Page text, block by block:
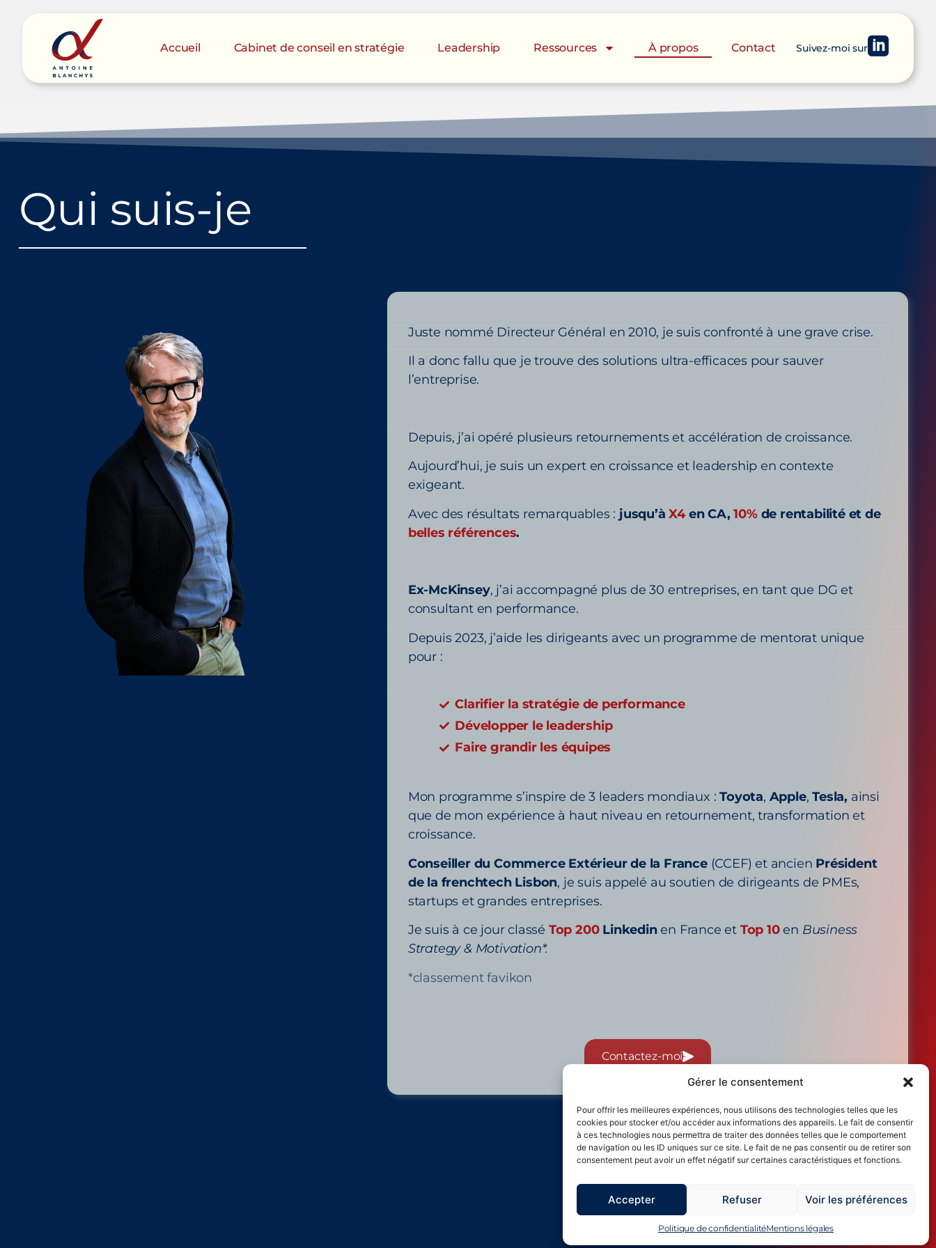
Gérer le consentement
Pour offrir les meilleures expériences, nous utilisons des technologies telles que les
cookies pour stocker et/ou accéder aux informations des appareils. Le fait de consentir
à ces technologies nous permettra de traiter des données telles que le comportement
de navigation ou les ID uniques sur ce site. Le fait de ne pas consentir ou de retirer son
consentement peut avoir un effet négatif sur certaines caractéristiques et fonctions.
Accepter Refuser Voir les préférences
Politique de confidentialitéMentions légales
Accueil Cabinet de conseil en stratégie Leadership Ressources À propos Contact Suivez-moi sur
Qui suis-je
Juste nommé Directeur Général en 2010, je suis confronté à une grave crise.
Il a donc fallu que je trouve des solutions ultra-efficaces pour sauver
l’entreprise.
Depuis, j’ai opéré plusieurs retournements et accélération de croissance.
Aujourd’hui, je suis un expert en croissance et leadership en contexte
exigeant.
Avec des résultats remarquables : jusqu’àX4en CA,10%de rentabilité et de
belles références.
Ex-McKinsey, j’ai accompagné plus de 30 entreprises, en tant que DG et
consultant en performance.
Depuis 2023, j’aide les dirigeants avec un programme de mentorat unique
pour :
Clarifier la stratégie de performance
Développer le leadership
Faire grandir les équipes
Mon programme s’inspire de 3 leaders mondiaux :Toyota, Apple,Tesla, ainsi
que de mon expérience à haut niveau en retournement, transformation et
croissance.
Conseiller du Commerce Extérieur de la France(CCEF) et ancien Président
de la frenchtech Lisbon, je suis appelé au soutien de dirigeants de PMEs,
startups et grandes entreprises.
Je suis à ce jour classé Top 200Linkedinen France et Top 10en Business
Strategy & Motivation*.
*classement favikon
Contactez-moi